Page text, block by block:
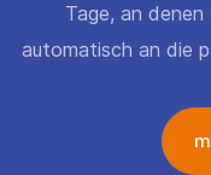
Tage, an
automatisch an die